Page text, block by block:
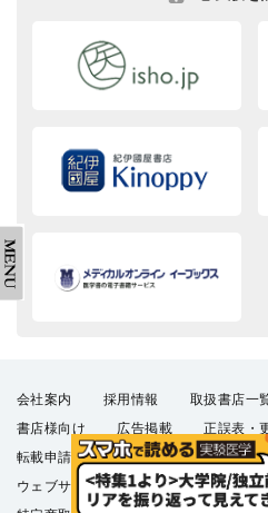
会社案内 採用情報 取扱書店一
書店様向け
広告掲載 正誤表・
転載申請
プライバシーポリシー
ウェブサイト利用規約
羊土社の